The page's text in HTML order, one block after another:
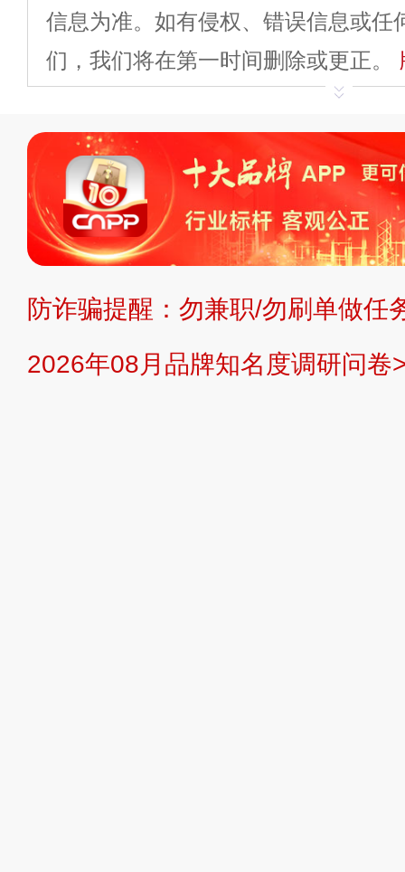
信息为准。如有侵权、错误信息或任
们，我们将在第一时间删除或更正。
平台自有内容（文字
标、LOGO 等）知识产权归本站所
复制、转载、商用。本站不生产产
不代理、不招商、不提供中介服务。
持投资购买的观点或意见，页面信息
提交说明： 快速提交发布>> 提交品
防诈骗提醒：勿兼职/勿刷单做任
2026年08月品牌知名度调研问卷